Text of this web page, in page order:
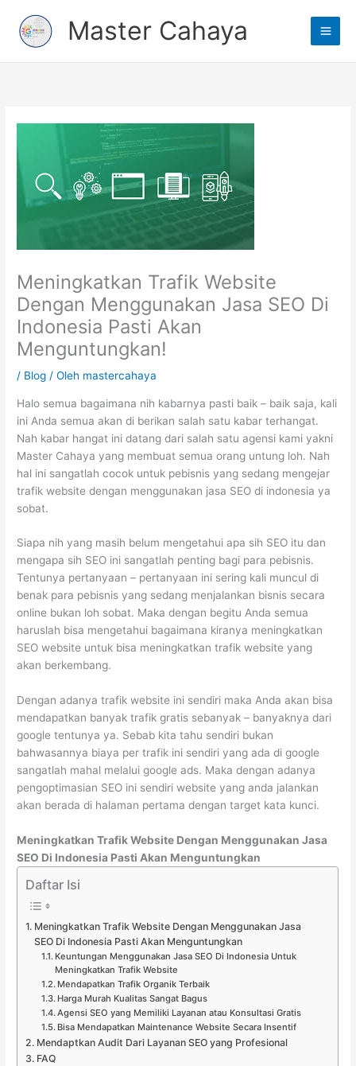
konten
Master Cahaya
Main
Meningkatkan Trafik Website
Dengan Menggunakan Jasa SEO Di
Indonesia Pasti Akan
Menguntungkan!
/ Blog / Oleh mastercahaya
Halo semua bagaimana nih kabarnya pasti baik – baik saja, kali
ini Anda semua akan di berikan salah satu kabar terhangat.
Nah kabar hangat ini datang dari salah satu agensi kami yakni
Master Cahaya yang membuat semua orang untung loh. Nah
hal ini sangatlah cocok untuk pebisnis yang sedang mengejar
trafik website dengan menggunakan jasa SEO di indonesia ya
sobat.
Siapa nih yang masih belum mengetahui apa sih SEO itu dan
mengapa sih SEO ini sangatlah penting bagi para pebisnis.
Tentunya pertanyaan – pertanyaan ini sering kali muncul di
benak para pebisnis yang sedang menjalankan bisnis secara
online bukan loh sobat. Maka dengan begitu Anda semua
haruslah bisa mengetahui bagaimana kiranya meningkatkan
SEO website untuk bisa meningkatkan trafik website yang
akan berkembang.
Dengan adanya trafik website ini sendiri maka Anda akan bisa
mendapatkan banyak trafik gratis sebanyak – banyaknya dari
google tentunya ya. Sebab kita tahu sendiri bukan
bahwasannya biaya per trafik ini sendiri yang ada di google
sangatlah mahal melalui google ads. Maka dengan adanya
pengoptimasian SEO ini sendiri website yang anda jalankan
akan berada di halaman pertama dengan target kata kunci.
Meningkatkan Trafik Website Dengan Menggunakan Jasa
SEO Di Indonesia Pasti Akan Menguntungkan
Daftar Isi
Meningkatkan Trafik Website Dengan Menggunakan Jasa
SEO Di Indonesia Pasti Akan Menguntungkan
Keuntungan Menggunakan Jasa SEO Di Indonesia Untuk
Meningkatkan Trafik Website
Mendapatkan Trafik Organik Terbaik
Harga Murah Kualitas Sangat Bagus
Agensi SEO yang Memiliki Layanan atau Konsultasi Gratis
Bisa Mendapatkan Maintenance Website Secara Insentif
Mendaptkan Audit Dari Layanan SEO yang Profesional
FAQ